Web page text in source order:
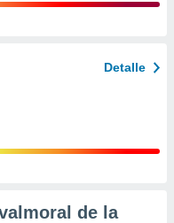
Detalle
de la